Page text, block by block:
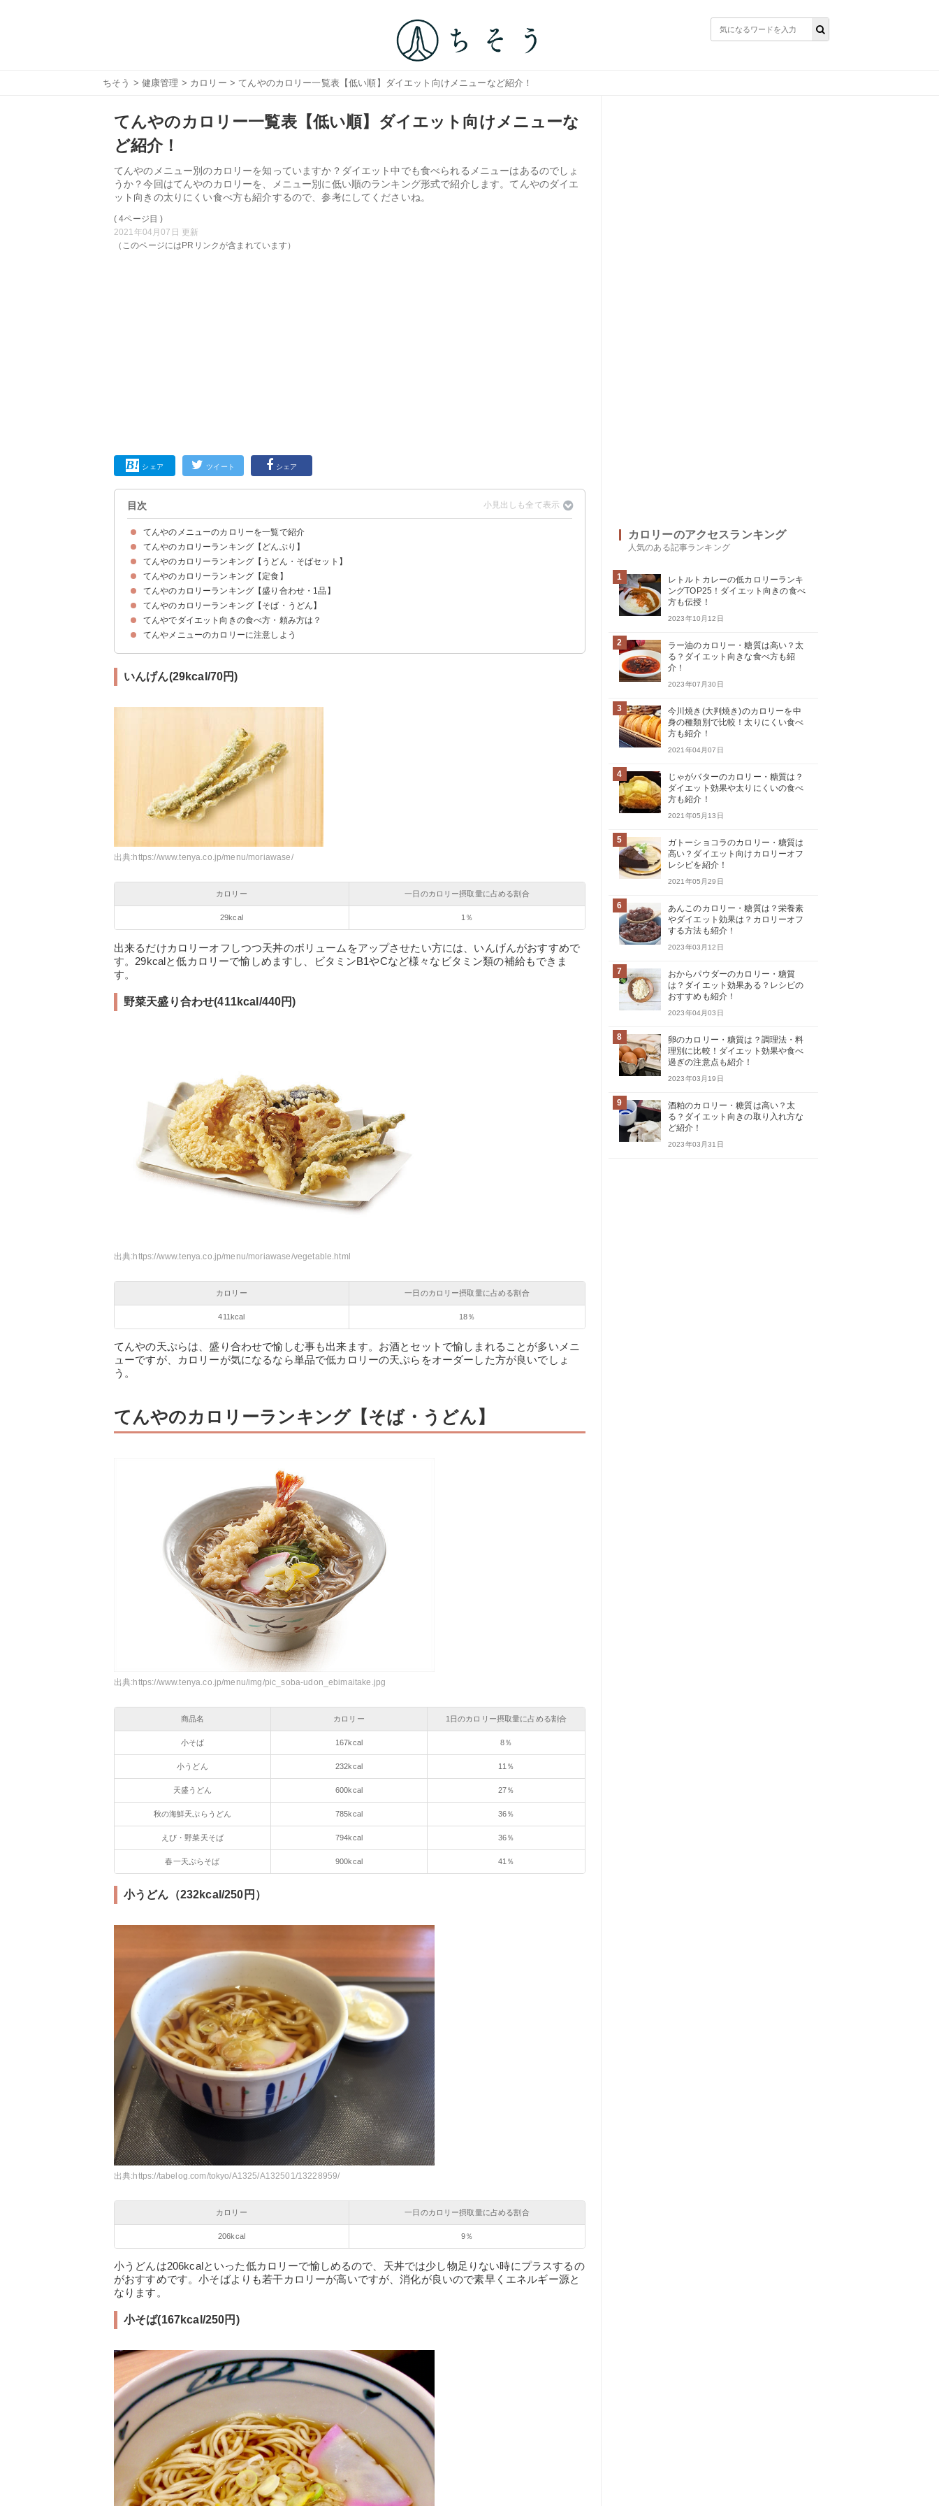
ちそう > 健康管理 > カロリー > てんやのカロリー一覧表【低い順】ダイエット向けメニューなど紹介！
てんやのカロリー一覧表【低い順】ダイエット向けメニューな
ど紹介！
てんやのメニュー別のカロリーを知っていますか？ダイエット中でも食べられるメニューはあるのでしょ
うか？今回はてんやのカロリーを、メニュー別に低い順のランキング形式で紹介します。てんやのダイエ
ット向きの太りにくい食べ方も紹介するので、参考にしてくださいね。
( 4ページ目 )
2021年04月07日 更新
（このページにはPRリンクが含まれています）
シェア ツイート シェア
目次
てんやのメニューのカロリーを一覧で紹介
てんやのカロリーランキング【どんぶり】
上天丼（715kcal/650円)
野菜天丼（819kcal/560円)
華味鳥天丼（948kcal/690円)
てんやのカロリーランキング【うどん・そばセット】
上天丼そばセット(1044kcal/1000円)
野菜天丼そばセット(1148kcal/910円)
オールスター天丼そばセット(1174kcal/1100円)
てんやのカロリーランキング【定食】
上天ぷら定食(734kcal/840円)
野菜天ぷら定食(838kcal/750円)
天ぷら定食(754kcal/690円)
てんやのカロリーランキング【盛り合わせ・1品】
いか（71kcal/100円）
いんげん(29kcal/70円)
野菜天盛り合わせ(411kcal/440円)
てんやのカロリーランキング【そば・うどん】
小うどん（232kcal/250円）
小そば(167kcal/250円)
てんやでダイエット向きの食べ方・頼み方は？
①ご飯を冷奴に変更する
②麺・ご飯を大盛にしない
③麺類をよく噛むよう意識する
てんやメニューのカロリーに注意しよう
いんげん(29kcal/70円)
出典:https://www.tenya.co.jp/menu/moriawase/
カロリー 一日のカロリー摂取量に占める割合
29kcal 1％
出来るだけカロリーオフしつつ天丼のボリュームをアップさせたい方には、いんげんがおすすめで
す。29kcalと低カロリーで愉しめますし、ビタミンB1やCなど様々なビタミン類の補給もできま
す。
野菜天盛り合わせ(411kcal/440円)
出典:https://www.tenya.co.jp/menu/moriawase/vegetable.html
カロリー 一日のカロリー摂取量に占める割合
411kcal 18％
てんやの天ぷらは、盛り合わせで愉しむ事も出来ます。お酒とセットで愉しまれることが多いメニ
ューですが、カロリーが気になるなら単品で低カロリーの天ぷらをオーダーした方が良いでしょ
う。
てんやのカロリーランキング【そば・うどん】
出典:https://www.tenya.co.jp/menu/img/pic_soba-udon_ebimaitake.jpg
商品名 カロリー 1日のカロリー摂取量に占める割合
小そば 167kcal 8％
小うどん 232kcal 11％
天盛うどん 600kcal 27％
秋の海鮮天ぷらうどん 785kcal 36％
えび・野菜天そば 794kcal 36％
春一天ぷらそば 900kcal 41％
小うどん（232kcal/250円）
出典:https://tabelog.com/tokyo/A1325/A132501/13228959/
カロリー 一日のカロリー摂取量に占める割合
206kcal 9％
小うどんは206kcalといった低カロリーで愉しめるので、天丼では少し物足りない時にプラスするの
がおすすめです。小そばよりも若干カロリーが高いですが、消化が良いので素早くエネルギー源と
なります。
小そば(167kcal/250円)
カロリーのアクセスランキング
人気のある記事ランキング
1
レトルトカレーの低カロリーランキ
ングTOP25！ダイエット向きの食べ
方も伝授！
2023年10月12日
2
ラー油のカロリー・糖質は高い？太
る？ダイエット向きな食べ方も紹
介！
2023年07月30日
3
今川焼き(大判焼き)のカロリーを中
身の種類別で比較！太りにくい食べ
方も紹介！
2021年04月07日
4
じゃがバターのカロリー・糖質は？
ダイエット効果や太りにくいの食べ
方も紹介！
2021年05月13日
5
ガトーショコラのカロリー・糖質は
高い？ダイエット向けカロリーオフ
レシピを紹介！
2021年05月29日
6
あんこのカロリー・糖質は？栄養素
やダイエット効果は？カロリーオフ
する方法も紹介！
2023年03月12日
7
おからパウダーのカロリー・糖質
は？ダイエット効果ある？レシピの
おすすめも紹介！
2023年04月03日
8
卵のカロリー・糖質は？調理法・料
理別に比較！ダイエット効果や食べ
過ぎの注意点も紹介！
2023年03月19日
9
酒粕のカロリー・糖質は高い？太
る？ダイエット向きの取り入れ方な
ど紹介！
2023年03月31日